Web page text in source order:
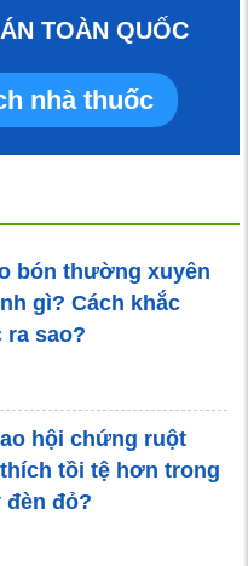
TOÀN QUỐC
nhà thuốc
bón thường xuyên
gì? Cách khắc
ra sao?
hội chứng ruột
tồi tệ hơn trong
đèn đỏ?